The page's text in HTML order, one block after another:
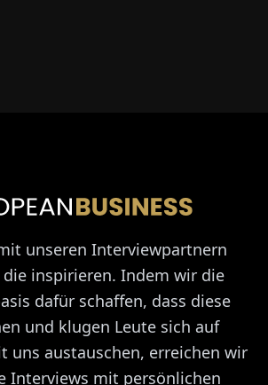
unseren Interviewpartnern
die inspirieren. Indem wir die
dafür schaffen, dass diese
und klugen Leute sich auf
uns austauschen, erreichen wir
Interviews mit persönlichen